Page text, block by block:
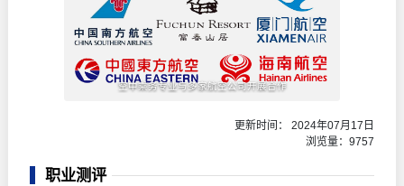
空中乘务专业与多家航空公司开展合作
更新时间： 2024年07月17日
浏览量： 9757
职业测评